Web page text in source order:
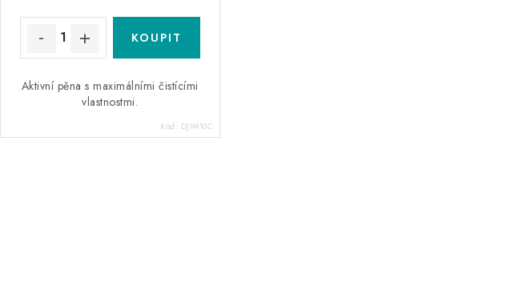
Aktivní pěna s maximálními čistícími
vlastnostmi.
Kód: DJIM10C